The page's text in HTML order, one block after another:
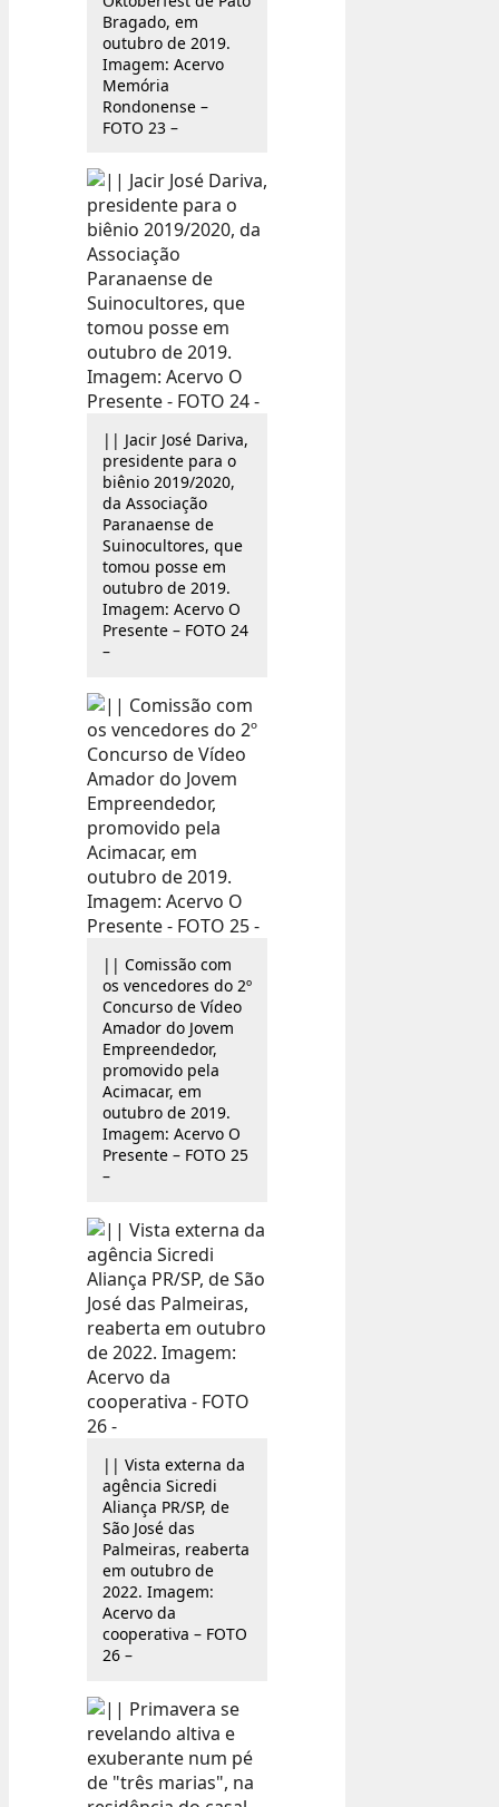
Bragado, em
outubro de 2019.
Imagem: Acervo
Memória
Rondonense –
FOTO 23 –
|| Jacir José Dariva,
presidente para o
biênio 2019/2020,
da Associação
Paranaense de
Suinocultores, que
tomou posse em
outubro de 2019.
Imagem: Acervo O
Presente – FOTO 24
–
|| Comissão com
os vencedores do 2º
Concurso de Vídeo
Amador do Jovem
Empreendedor,
promovido pela
Acimacar, em
outubro de 2019.
Imagem: Acervo O
Presente – FOTO 25
–
|| Vista externa da
agência Sicredi
Aliança PR/SP, de
São José das
Palmeiras, reaberta
em outubro de
2022. Imagem:
Acervo da
cooperativa – FOTO
26 –